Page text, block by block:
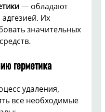
— обладают
Их
значительных
герметика
удаления,
все необходимые